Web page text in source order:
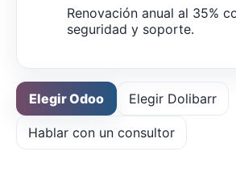
Renovación anual al 35%
seguridad y soporte.
Elegir Odoo Elegir Dolibarr
Hablar con un consultor